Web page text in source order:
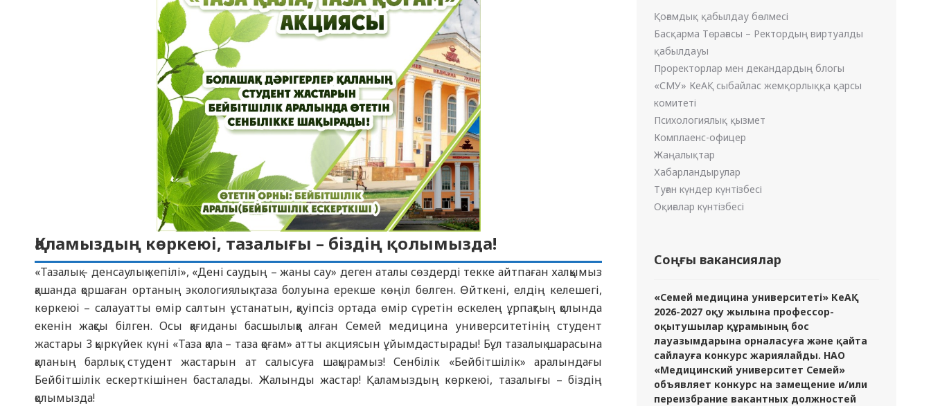
Қаламыздың көркеюі, тазалығы – біздің қолымызда!
«Тазалық – денсаулық кепілі», «Дені саудың – жаны сау» деген аталы сөздерді текке айтпаған халқымыз
қашанда қоршаған ортаның экологиялық таза болуына ерекше көңіл бөлген. Өйткені, елдің келешегі,
көркеюі – салауатты өмір салтын ұстанатын, қауіпсіз ортада өмір сүретін өскелең ұрпақтың қолында
екенін жақсы білген. Осы қағиданы басшылыққа алған Семей медицина университетінің студент
жастары 3 қыркүйек күні «Таза қала – таза қоғам» атты акциясын ұйымдастырады! Бұл тазалық шарасына
қаланың барлық студент жастарын ат салысуға шақырамыз! Сенбілік «Бейбітшілік» аралындағы
Бейбітшілік ескерткішінен басталады. Жалынды жастар! Қаламыздың көркеюі, тазалығы – біздің
қолымызда!
Қоғамдық қабылдау бөлмесі
Басқарма Төрағасы – Ректордың виртуалды
қабылдауы
Проректорлар мен декандардың блогы
«СМУ» КеАҚ сыбайлас жемқорлыққа қарсы
комитеті
Психологиялық қызмет
Комплаенс-офицер
Жаңалықтар
Хабарландырулар
Туған күндер күнтізбесі
Оқиғалар күнтізбесі
Соңғы вакансиялар
«Семей медицина университеті» КеАҚ
2026-2027 оқу жылына профессор-
оқытушылар құрамының бос
лауазымдарына орналасуға және қайта
сайлауға конкурс жариялайды. НАО
«Медицинский университет Семей»
объявляет конкурс на замещение и/или
переизбрание вакантных должностей